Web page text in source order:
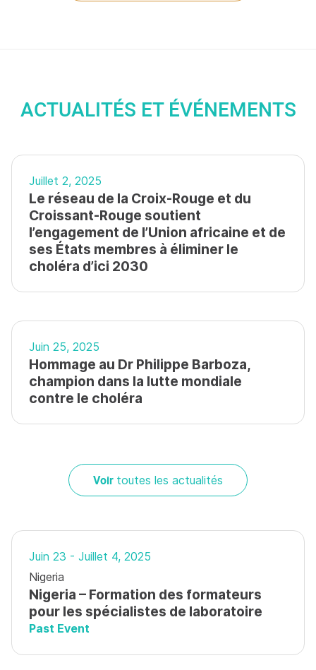
ACTUALITÉS ET ÉVÉNEMENTS
Juillet 2, 2025
Le réseau de la Croix-Rouge et du
Croissant-Rouge soutient
l’engagement de l’Union africaine et de
ses États membres à éliminer le
choléra d’ici 2030
Juin 25, 2025
Hommage au Dr Philippe Barboza,
champion dans la lutte mondiale
contre le choléra
Voir toutes les actualités
Juin 23 - Juillet 4, 2025
Nigeria
Nigeria – Formation des formateurs
pour les spécialistes de laboratoire
Past Event